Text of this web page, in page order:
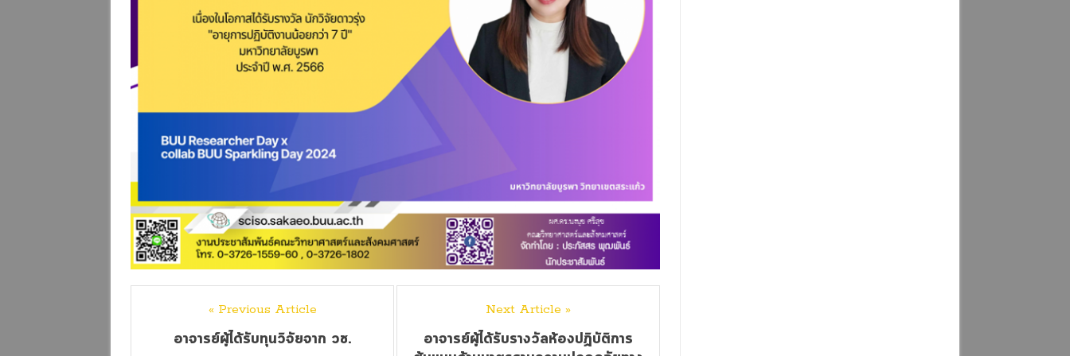
« Previous Article
อาจารย์ผู้ได้รับทุนวิจัยจาก วช.
Next Article »
อาจารย์ผู้ได้รับรางวัลห้องปฏิบัติการ